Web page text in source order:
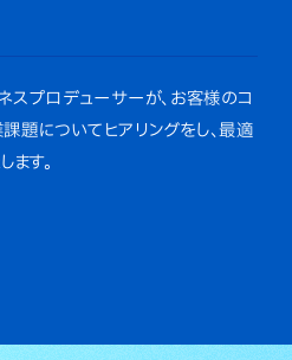
スプロデューサーが、お客様のコ
題についてヒアリングをし、最適
ます。